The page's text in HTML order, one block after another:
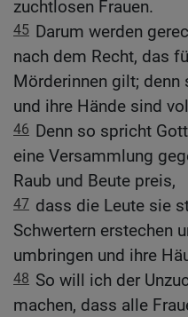
zuchtlosen Frauen.
45 Darum werden
nach dem Recht, das
Mörderinnen gilt; denn
und ihre Hände sind
46 Denn so spricht
eine Versammlung
Raub und Beute preis,
47 dass die Leute sie
Schwertern erstechen
umbringen und ihre
48 So will ich der
machen, dass alle